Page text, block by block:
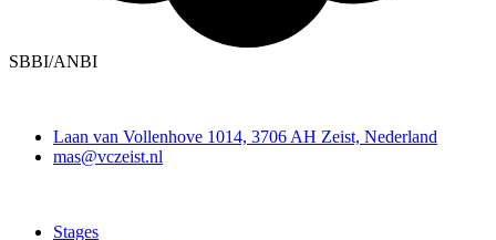
SBBI/ANBI
Laan van Vollenhove 1014, 3706 AH Zeist, Nederland
mas@vczeist.nl
Stages